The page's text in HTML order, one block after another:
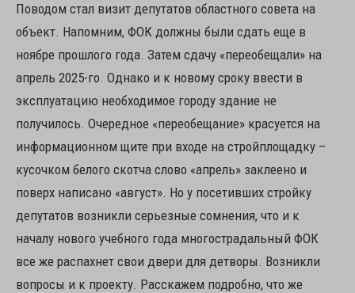
Поводом стал визит депутатов областного совета на
объект. Напомним, ФОК должны были сдать еще в
ноябре прошлого года. Затем сдачу «переобещали» на
апрель 2025-го. Однако и к новому сроку ввести в
эксплуатацию необходимое городу здание не
получилось. Очередное «переобещание» красуется на
информационном щите при входе на стройплощадку –
кусочком белого скотча слово «апрель» заклеено и
поверх написано «август». Но у посетивших стройку
депутатов возникли серьезные сомнения, что и к
началу нового учебного года многострадальный ФОК
все же распахнет свои двери для детворы. Возникли
вопросы и к проекту. Расскажем подробно, что же